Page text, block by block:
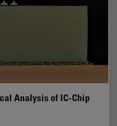
Analysis of IC-Chip